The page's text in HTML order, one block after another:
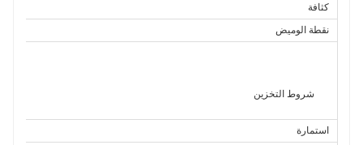
كثافة
نقطة الوميض
استمارة